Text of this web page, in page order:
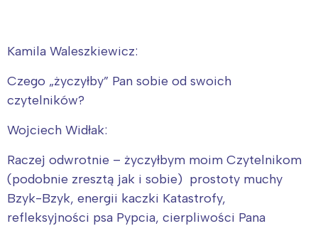
Kamila Waleszkiewicz:
Czego „życzyłby” Pan sobie od swoich
czytelników?
Wojciech Widłak:
Raczej odwrotnie – życzyłbym moim Czytelnikom
(podobnie zresztą jak i sobie) prostoty muchy
Bzyk-Bzyk, energii kaczki Katastrofy,
refleksyjności psa Pypcia, cierpliwości Pana